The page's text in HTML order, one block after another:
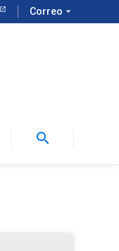
Correo arrow_drop_down
search